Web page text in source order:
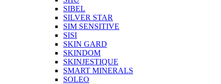
SIBEL
SILVER STAR
SIM SENSITIVE
SISI
SKIN GARD
SKINDOM
SKINJESTIQUE
SMART MINERALS
SOLEO